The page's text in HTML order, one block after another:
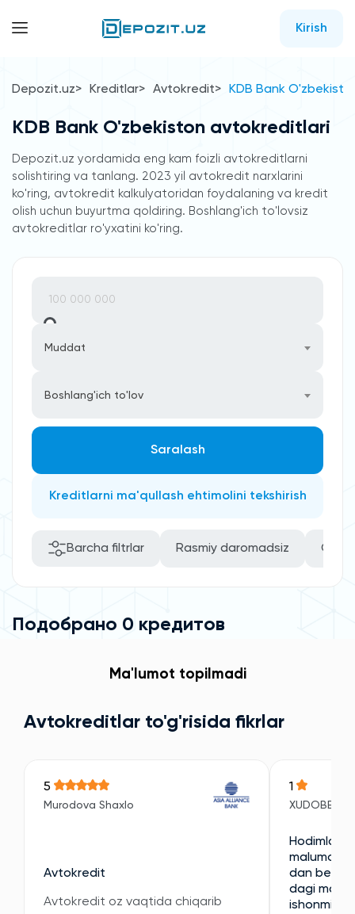
Kirish
Depozit.uz Kreditlar Avtokredit KDB Bank
KDB Bank O'zbekiston avtokreditlari
Depozit.uz yordamida eng kam foizli avtokreditlarni
solishtiring va tanlang. 2023 yil avtokredit narxlarini
ko'ring, avtokredit kalkulyatoridan foydalaning va kredit
olish uchun buyurtma qoldiring. Boshlang'ich to'lovsiz
avtokreditlar ro'yxatini ko'ring.
Muddat
Boshlang'ich to'lov
Saralash
Kreditlarni ma'qullash ehtimolini tekshirish
Barcha filtrlar Rasmiy daromadsiz
Подобрано 0 кредитов
Ma'lumot topilmadi
Avtokreditlar to'g'risida fikrlar
5
Murodova Shaxlo
Avtokredit
Avtokredit oz vaqtida chiqarib
1
XUDOBERDI
Hodimlari
malumotni
dan
dagi
ishonmidi